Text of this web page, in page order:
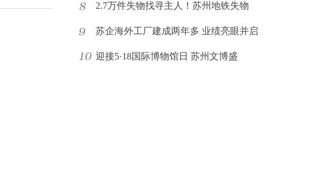
2.7万件失物找寻主人！苏州地铁失物
苏企海外工厂建成两年多 业绩亮眼并启
迎接5·18国际博物馆日 苏州文博盛